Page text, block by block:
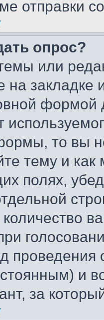
отправки
опрос?
или
на
формой
то вы
тему и
полях,
проведения
и
за